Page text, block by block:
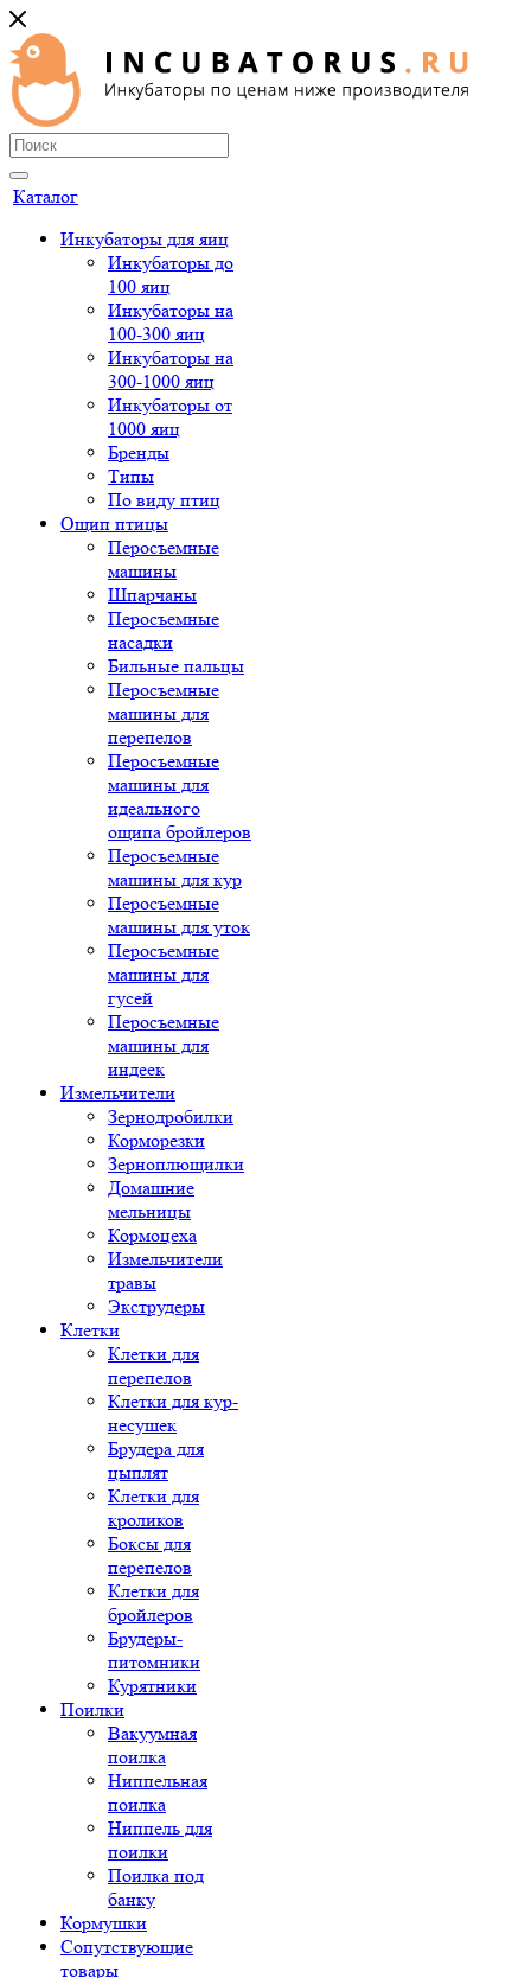
Каталог
Инкубаторы для яиц
Инкубаторы до
100 яиц
Инкубаторы на
100-300 яиц
Инкубаторы на
300-1000 яиц
Инкубаторы от
1000 яиц
Бренды
Типы
По виду птиц
Ощип птицы
Перосъемные
машины
Шпарчаны
Перосъемные
насадки
Бильные пальцы
Перосъемные
машины для
перепелов
Перосъемные
машины для
идеального
ощипа бройлеров
Перосъемные
машины для кур
Перосъемные
машины для уток
Перосъемные
машины для
гусей
Перосъемные
машины для
индеек
Измельчители
Зернодробилки
Корморезки
Зерноплющилки
Домашние
мельницы
Кормоцеха
Измельчители
травы
Экструдеры
Клетки
Клетки для
перепелов
Клетки для кур-
несушек
Брудера для
цыплят
Клетки для
кроликов
Боксы для
перепелов
Клетки для
бройлеров
Брудеры-
питомники
Курятники
Поилки
Вакуумная
поилка
Ниппельная
поилка
Ниппель для
поилки
Поилка под
банку
Кормушки
Сопутствующие
товары